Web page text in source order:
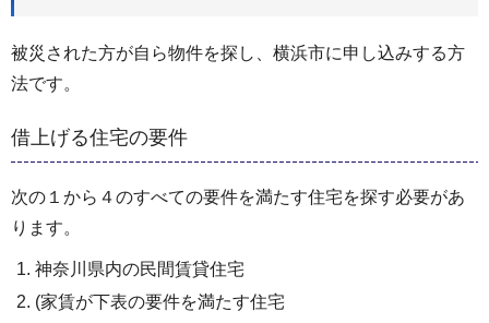
被災された方が自ら物件を探し、横浜市に申し込みする方
法です。
借上げる住宅の要件
次の１から４のすべての要件を満たす住宅を探す必要があ
ります。
神奈川県内の民間賃貸住宅
(家賃が下表の要件を満たす住宅